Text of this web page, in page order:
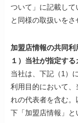
ついて」に記載し
と同様の取扱いをさ
加盟店情報の共同利
１）当社が指定す
当社は、下記（1）
利用目的において
れの代表者を含む
下「加盟店情報」と